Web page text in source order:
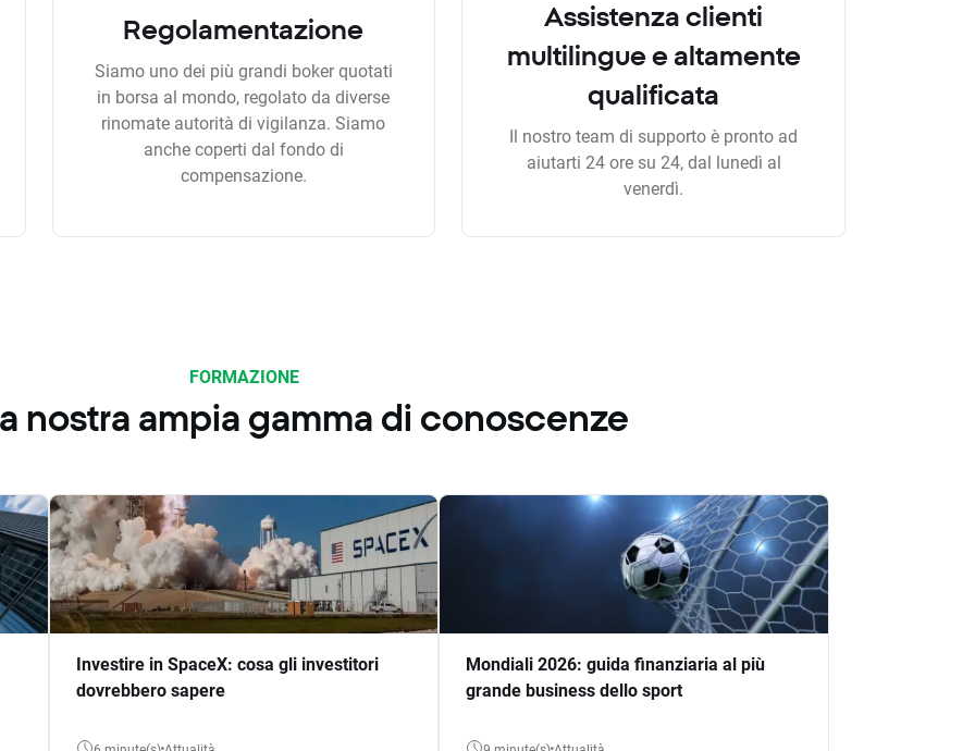
Regolamentazione
Siamo uno dei più grandi boker quotati
in borsa al mondo, regolato da diverse
rinomate autorità di vigilanza. Siamo
anche coperti dal fondo di
compensazione.
Assistenza clienti
multilingue e altamente
qualificata
Il nostro team di supporto è pronto ad
aiutarti 24 ore su 24, dal lunedì al
venerdì.
FORMAZIONE
nostra ampia gamma di conoscenze
Investire in SpaceX: cosa gli investitori
dovrebbero sapere
Mondiali 2026: guida finanziaria al più
grande business dello sport